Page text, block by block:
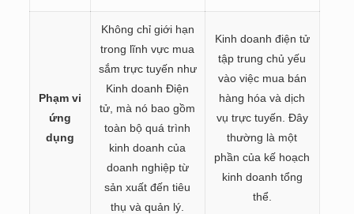
Phạm vi
ứng
dụng
Không chỉ giới hạn
trong lĩnh vực mua
sắm trực tuyến như
Kinh doanh Điện
tử, mà nó bao gồm
toàn bộ quá trình
kinh doanh của
doanh nghiệp từ
sản xuất đến tiêu
thụ và quản lý.
Kinh doanh điện tử
tập trung chủ yếu
vào việc mua bán
hàng hóa và dịch
vụ trực tuyến. Đây
thường là một
phần của kế hoạch
kinh doanh tổng
thể.